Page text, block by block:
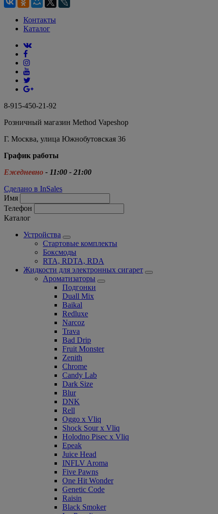
Контакты
Каталог
8-915-450-21-92
Розничный магазин Method Vapeshop
Г. Москва, улица Южнобутовская 36
График работы
Ежедневно - 11:00 - 21:00
Сделано в InSales
Имя
Телефон
Каталог
Устройства
Стартовые комплекты
Боксмоды
RTA, RDTA, RDA
Жидкости для электронных сигарет
Ароматизаторы
Подгонки
Duall Mix
Baikal
Redluxe
Narcoz
Trava
Bad Drip
Fruit Monster
Zenith
Chrome
Candy Lab
Dark Size
Blur
DNK
Rell
Oggo x Vliq
Shock Sour x Vliq
Holodno Pisec x Vliq
Epeak
Juice Head
INFLV Aroma
Five Pawns
One Hit Wonder
Genetic Code
Raisin
Black Smoker